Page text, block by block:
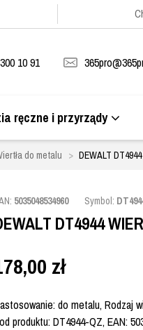
10 91
ręczne i przyrządy
do metalu DEWALT
5035048534960 Symbol:
DT4944
zł
do metalu, Rodzaj
produktu: DT4944-QZ, EAN: